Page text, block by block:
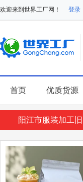
欢迎来到世界工厂网！ 登录
首页 优质货源
阳江市服装加工旧